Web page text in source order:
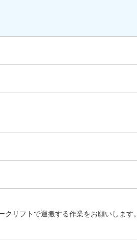
リフトで運搬する作業をお願いします。